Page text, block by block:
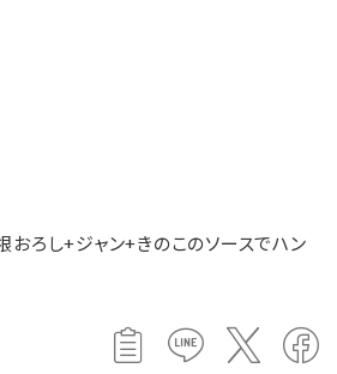
おろし+ジャン+きのこのソースでハン